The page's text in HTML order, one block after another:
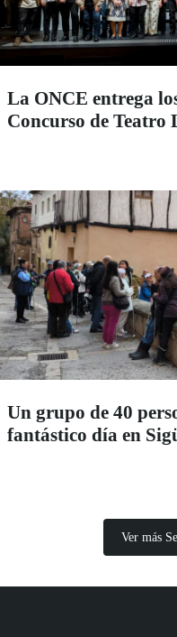
La ONCE entrega
Concurso de Teatro
Un grupo de 40
fantástico día en
Ver más